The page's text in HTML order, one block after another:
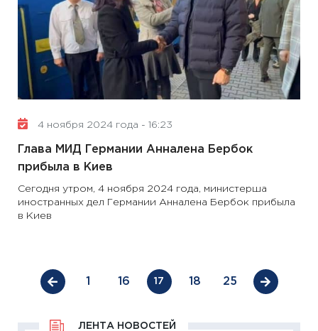
4 ноября 2024 года - 16:23
Глава МИД Германии Анналена Бербок
прибыла в Киев
Сегодня утром, 4 ноября 2024 года, министерша
иностранных дел Германии Анналена Бербок прибыла
в Киев
1 16 17 18 25
ЛЕНТА НОВОСТЕЙ